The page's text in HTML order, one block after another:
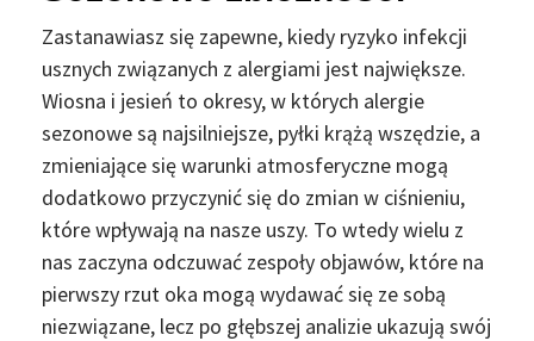
Zastanawiasz się zapewne, kiedy ryzyko infekcji
usznych związanych z alergiami jest największe.
Wiosna i jesień to okresy, w których alergie
sezonowe są najsilniejsze, pyłki krążą wszędzie, a
zmieniające się warunki atmosferyczne mogą
dodatkowo przyczynić się do zmian w ciśnieniu,
które wpływają na nasze uszy. To wtedy wielu z
nas zaczyna odczuwać zespoły objawów, które na
pierwszy rzut oka mogą wydawać się ze sobą
niezwiązane, lecz po głębszej analizie ukazują swój